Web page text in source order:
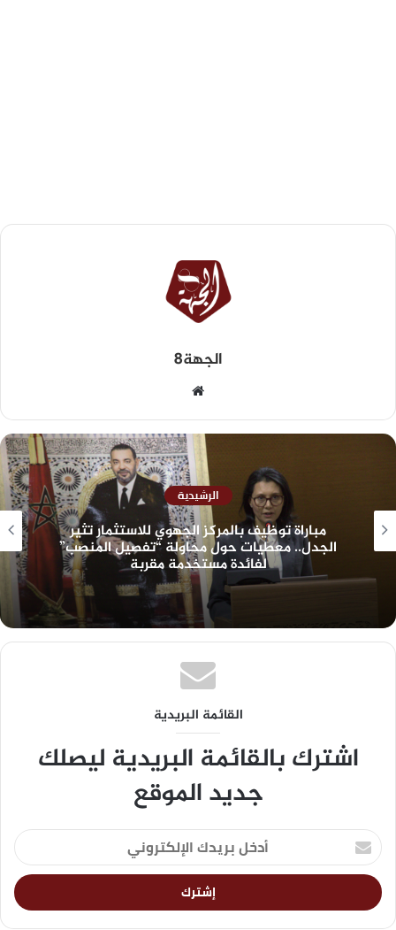
الجهة8
الرشيدية
مباراة توظيف بالمركز الجهوي للاستثمار تثير
الجدل.. معطيات حول محاولة “تفصيل المنصب”
لفائدة مستخدمة مقربة
القائمة البريدية
اشترك بالقائمة البريدية ليصلك
جديد الموقع